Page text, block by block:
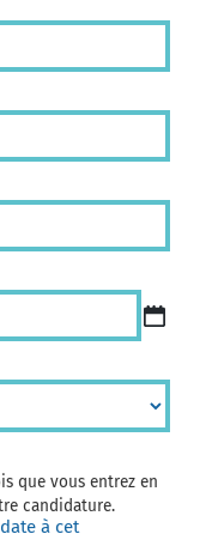
que vous entrez en
candidature.
à cet